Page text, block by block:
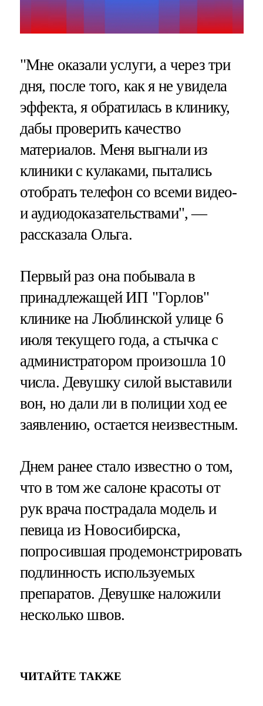
"Мне оказали услуги, а через три
дня, после того, как я не увидела
эффекта, я обратилась в клинику,
дабы проверить качество
материалов. Меня выгнали из
клиники с кулаками, пытались
отобрать телефон со всеми видео-
и аудиодоказательствами", —
рассказала Ольга.
Первый раз она побывала в
принадлежащей ИП "Горлов"
клинике на Люблинской улице 6
июля текущего года, а стычка с
администратором произошла 10
числа. Девушку силой выставили
вон, но дали ли в полиции ход ее
заявлению, остается неизвестным.
Днем ранее стало известно о том,
что в том же салоне красоты от
рук врача пострадала модель и
певица из Новосибирска,
попросившая продемонстрировать
подлинность используемых
препаратов. Девушке наложили
несколько швов.
ЧИТАЙТЕ ТАКЖЕ